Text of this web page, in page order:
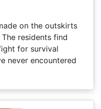
on the outskirts
residents find
for survival
never encountered